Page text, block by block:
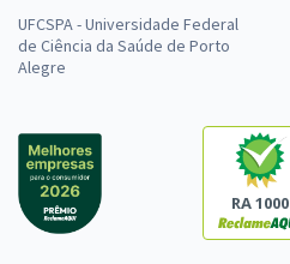
UFCSPA - Universidade Federal
de Ciência da Saúde de Porto
Alegre
RA 1000